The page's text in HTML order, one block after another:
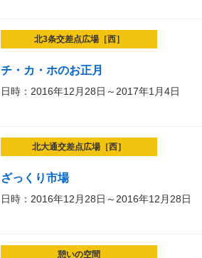
北3条交差点広場［西］
チ・カ・ホのお正月
日時：2016年12月28日～2017年1月4日
北大通交差点広場［西］
ざっくり市場
日時：2016年12月28日～2016年12月28日
憩いの空間